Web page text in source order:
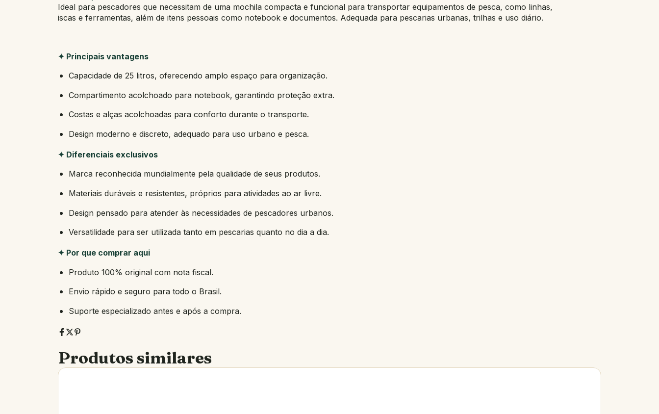
Ideal para pescadores que necessitam de uma mochila compacta e funcional para transportar equipamentos de pesca, como linhas,
iscas e ferramentas, além de itens pessoais como notebook e documentos. Adequada para pescarias urbanas, trilhas e uso diário.
✦ Principais vantagens
Capacidade de 25 litros, oferecendo amplo espaço para organização.
Compartimento acolchoado para notebook, garantindo proteção extra.
Costas e alças acolchoadas para conforto durante o transporte.
Design moderno e discreto, adequado para uso urbano e pesca.
✦ Diferenciais exclusivos
Marca reconhecida mundialmente pela qualidade de seus produtos.
Materiais duráveis e resistentes, próprios para atividades ao ar livre.
Design pensado para atender às necessidades de pescadores urbanos.
Versatilidade para ser utilizada tanto em pescarias quanto no dia a dia.
✦ Por que comprar aqui
Produto 100% original com nota fiscal.
Envio rápido e seguro para todo o Brasil.
Suporte especializado antes e após a compra.
Produtos similares